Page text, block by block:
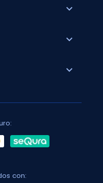
expand_more
expand_more
expand_more
con: